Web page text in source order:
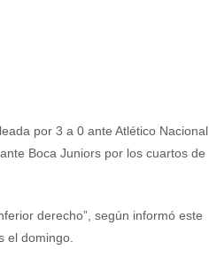
por 3 a 0 ante Atlético Nacional
Boca Juniors por los cuartos de
derecho”, según informó este
el domingo.